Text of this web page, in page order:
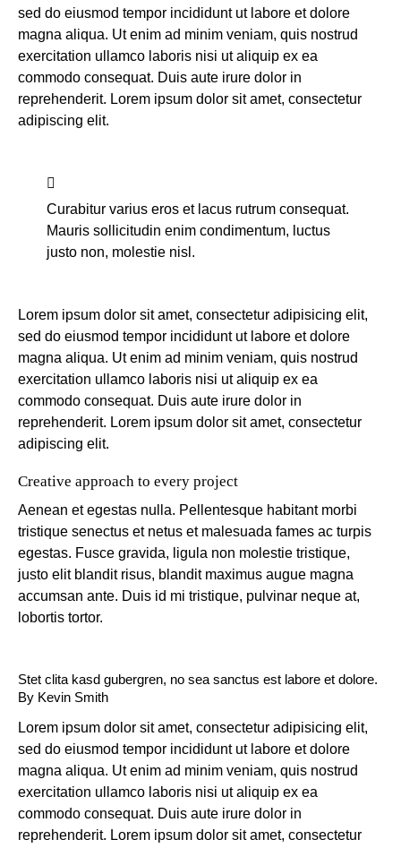
sed do eiusmod tempor incididunt ut labore et dolore
magna aliqua. Ut enim ad minim veniam, quis nostrud
exercitation ullamco laboris nisi ut aliquip ex ea
commodo consequat. Duis aute irure dolor in
reprehenderit. Lorem ipsum dolor sit amet, consectetur
adipiscing elit.
Curabitur varius eros et lacus rutrum consequat.
Mauris sollicitudin enim condimentum, luctus
justo non, molestie nisl.
Lorem ipsum dolor sit amet, consectetur adipisicing elit,
sed do eiusmod tempor incididunt ut labore et dolore
magna aliqua. Ut enim ad minim veniam, quis nostrud
exercitation ullamco laboris nisi ut aliquip ex ea
commodo consequat. Duis aute irure dolor in
reprehenderit. Lorem ipsum dolor sit amet, consectetur
adipiscing elit.
Creative approach to every project
Aenean et egestas nulla. Pellentesque habitant morbi
tristique senectus et netus et malesuada fames ac turpis
egestas. Fusce gravida, ligula non molestie tristique,
justo elit blandit risus, blandit maximus augue magna
accumsan ante. Duis id mi tristique, pulvinar neque at,
lobortis tortor.
Stet clita kasd gubergren, no sea sanctus est labore et dolore.
By Kevin Smith
Lorem ipsum dolor sit amet, consectetur adipisicing elit,
sed do eiusmod tempor incididunt ut labore et dolore
magna aliqua. Ut enim ad minim veniam, quis nostrud
exercitation ullamco laboris nisi ut aliquip ex ea
commodo consequat. Duis aute irure dolor in
reprehenderit. Lorem ipsum dolor sit amet, consectetur